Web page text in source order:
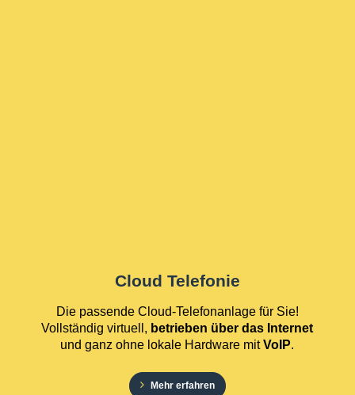
Cloud Telefonie
Die passende Cloud-Telefonanlage für Sie!
Vollständig virtuell, betrieben über das Internet
und ganz ohne lokale Hardware mitVoIP.
Mehr erfahren